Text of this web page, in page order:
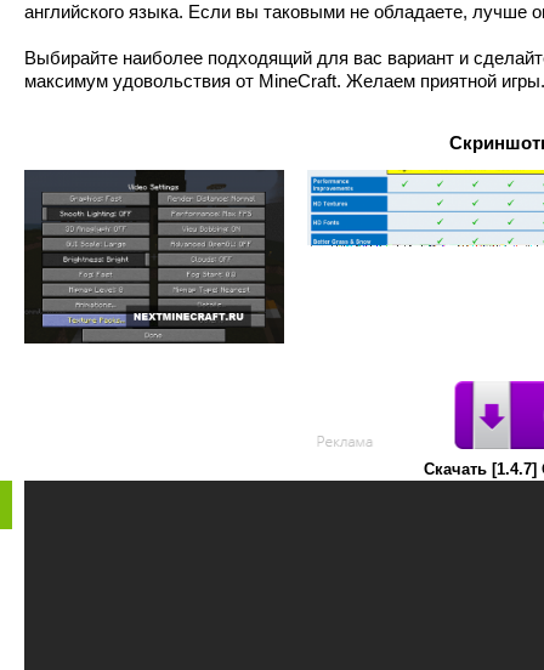
английского языка. Если вы таковыми не обладаете, лучше
Выбирайте наиболее подходящий для вас вариант и
максимум удовольствия от MineCraft. Желаем приятной игры.
Скачать